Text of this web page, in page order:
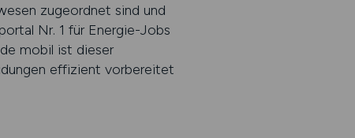
zugeordnet sind und
Nr. 1 für Energie-Jobs
mobil ist dieser
effizient vorbereitet